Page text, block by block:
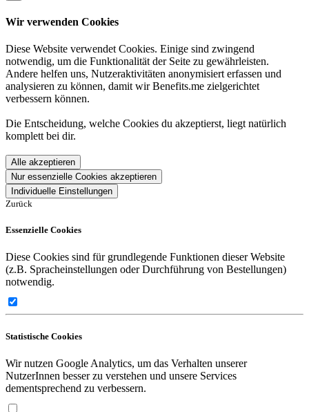
Wir verwenden Cookies
Diese Website verwendet Cookies. Einige sind zwingend
notwendig, um die Funktionalität der Seite zu gewährleisten.
Andere helfen uns, Nutzeraktivitäten anonymisiert erfassen und
analysieren zu können, damit wir Benefits.me zielgerichtet
verbessern können.
Die Entscheidung, welche Cookies du akzeptierst, liegt natürlich
komplett bei dir.
Alle akzeptieren
Nur essenzielle Cookies akzeptieren
Individuelle Einstellungen
Zurück
Essenzielle Cookies
Diese Cookies sind für grundlegende Funktionen dieser Website
(z.B. Spracheinstellungen oder Durchführung von Bestellungen)
notwendig.
Statistische Cookies
Wir nutzen Google Analytics, um das Verhalten unserer
NutzerInnen besser zu verstehen und unsere Services
dementsprechend zu verbessern.